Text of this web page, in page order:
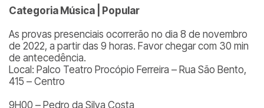
Categoria Música | Popular
As provas presenciais ocorrerão no dia 8 de novembro
de 2022, a partir das 9 horas. Favor chegar com 30 min
de antecedência.
Local: Palco Teatro Procópio Ferreira – Rua São Bento,
415 – Centro
9H00 – Pedro da Silva Costa